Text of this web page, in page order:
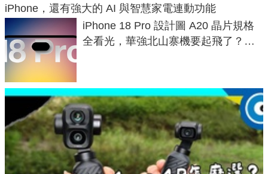
iPhone，還有強大的 AI 與智慧家電連動功能
iPhone 18 Pro 設計圖 A20 晶片規格
全看光，華強北山寨機要起飛了？專